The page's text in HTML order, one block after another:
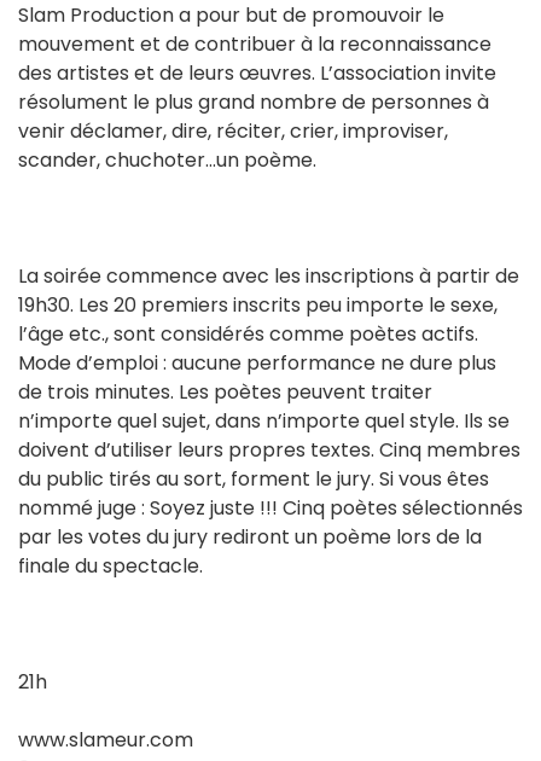
Slam Production a pour but de promouvoir le
mouvement et de contribuer à la reconnaissance
des artistes et de leurs œuvres. L’association invite
résolument le plus grand nombre de personnes à
venir déclamer, dire, réciter, crier, improviser,
scander, chuchoter...un poème.
La soirée commence avec les inscriptions à partir de
19h30. Les 20 premiers inscrits peu importe le sexe,
l’âge etc., sont considérés comme poètes actifs.
Mode d’emploi : aucune performance ne dure plus
de trois minutes. Les poètes peuvent traiter
n’importe quel sujet, dans n’importe quel style. Ils se
doivent d’utiliser leurs propres textes. Cinq membres
du public tirés au sort, forment le jury. Si vous êtes
nommé juge : Soyez juste !!! Cinq poètes sélectionnés
par les votes du jury rediront un poème lors de la
finale du spectacle.
21h
www.slameur.com